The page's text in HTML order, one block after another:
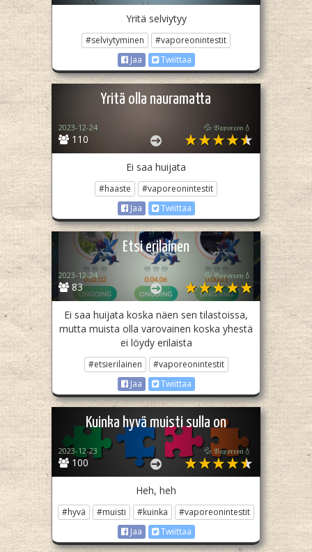
Yritä selviytyy
#selviytyminen
#vaporeonintestit
Jaa
Twiittaa
Yritä olla nauramatta
110
2023-12-24 💦 𝔙𝔞𝔭𝔬𝔯𝔢𝔬𝔫💧
Ei saa huijata
#haaste
#vaporeonintestit
Jaa
Twiittaa
Etsi erilainen
83
2023-12-24 💦 𝔙𝔞𝔭𝔬𝔯𝔢𝔬𝔫💧
Ei saa huijata koska näen sen tilastoissa,
mutta muista olla varovainen koska yhestä
ei löydy erilaista
#etsierilainen
#vaporeonintestit
Jaa
Twiittaa
Kuinka hyvä muisti sulla on
100
2023-12-23 💦 𝔙𝔞𝔭𝔬𝔯𝔢𝔬𝔫💧
Heh, heh
#hyvä #muisti #kuinka
#vaporeonintestit
Jaa
Twiittaa